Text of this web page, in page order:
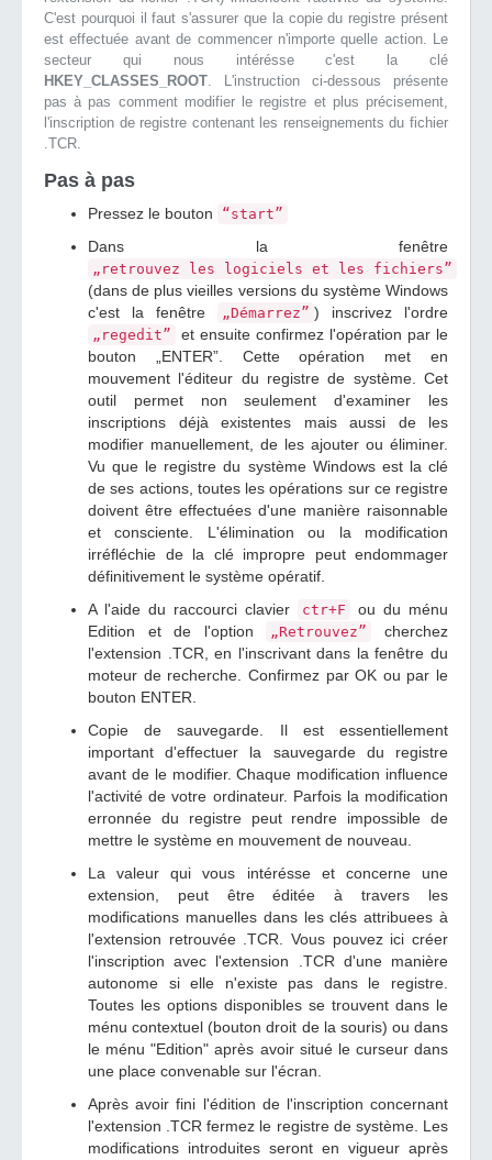
C'est pourquoi il faut s'assurer que la copie du registre présent
est effectuée avant de commencer n'importe quelle action. Le
secteur qui nous intérésse c'est la clé
HKEY_CLASSES_ROOT. L'instruction ci-dessous présente
pas à pas comment modifier le registre et plus précisement,
l'inscription de registre contenant les renseignements du fichier
.TCR.
Pas à pas
Pressez le bouton “start”
Dans la fenêtre
„retrouvez les logiciels et les fichiers”
(dans de plus vieilles versions du système Windows
c'est la fenêtre
„Démarrez” ) inscrivez l'ordre
„regedit”
et ensuite confirmez l'opération par le
bouton „ENTER”. Cette opération met en
mouvement l'éditeur du registre de système. Cet
outil permet non seulement d'examiner les
inscriptions déjà existentes mais aussi de les
modifier manuellement, de les ajouter ou éliminer.
Vu que le registre du système Windows est la clé
de ses actions, toutes les opérations sur ce registre
doivent être effectuées d'une manière raisonnable
et consciente. L'élimination ou la modification
irréfléchie de la clé impropre peut endommager
définitivement le système opératif.
A l'aide du raccourci clavier
ctr+F
ou du ménu
Edition et de l'option
„Retrouvez”
cherchez
l'extension .TCR, en l'inscrivant dans la fenêtre du
moteur de recherche. Confirmez par OK ou par le
bouton ENTER.
Copie de sauvegarde. Il est essentiellement
important d'effectuer la sauvegarde du registre
avant de le modifier. Chaque modification influence
l'activité de votre ordinateur. Parfois la modification
erronnée du registre peut rendre impossible de
mettre le système en mouvement de nouveau.
La valeur qui vous intérésse et concerne une
extension, peut être éditée à travers les
modifications manuelles dans les clés attribuees à
l'extension retrouvée .TCR. Vous pouvez ici créer
l'inscription avec l'extension .TCR d'une manière
autonome si elle n'existe pas dans le registre.
Toutes les options disponibles se trouvent dans le
ménu contextuel (bouton droit de la souris) ou dans
le ménu "Edition" après avoir situé le curseur dans
une place convenable sur l'écran.
Après avoir fini l'édition de l'inscription concernant
l'extension .TCR fermez le registre de système. Les
modifications introduites seront en vigueur après